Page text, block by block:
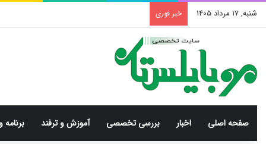
شنبه, 17 مرداد 1405 خبر فوری
صفحه اصلی اخبار بررسی‌ تخصصی آموزش و ترفند برنامه